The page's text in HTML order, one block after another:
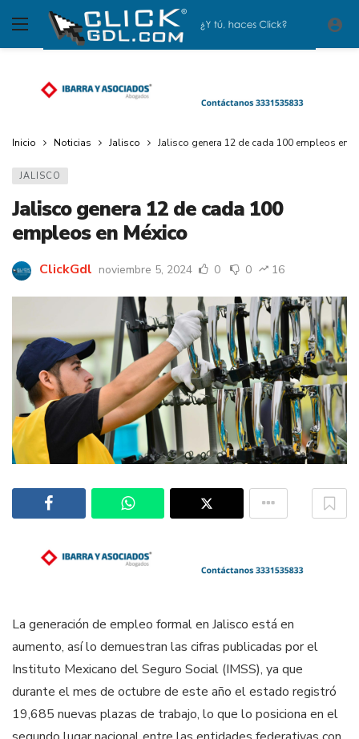
Inicio Noticias Jalisco Jalisco genera 12 de cada 100 empleos en
JALISCO
Jalisco genera 12 de cada 100
empleos en México
ClickGdl noviembre 5, 2024 0 0 16
La generación de empleo formal en Jalisco está en
aumento, así lo demuestran las cifras publicadas por el
Instituto Mexicano del Seguro Social (IMSS), ya que
durante el mes de octubre de este año el estado registró
19,685 nuevas plazas de trabajo, lo que lo posiciona en el